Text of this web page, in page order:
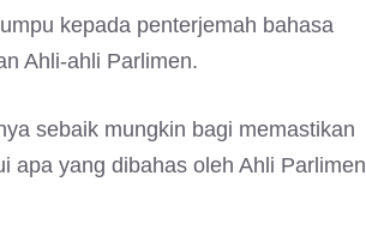
kepada penterjemah bahasa
Ahli-ahli Parlimen.
sebaik mungkin bagi memastikan
apa yang dibahas oleh Ahli Parlimen